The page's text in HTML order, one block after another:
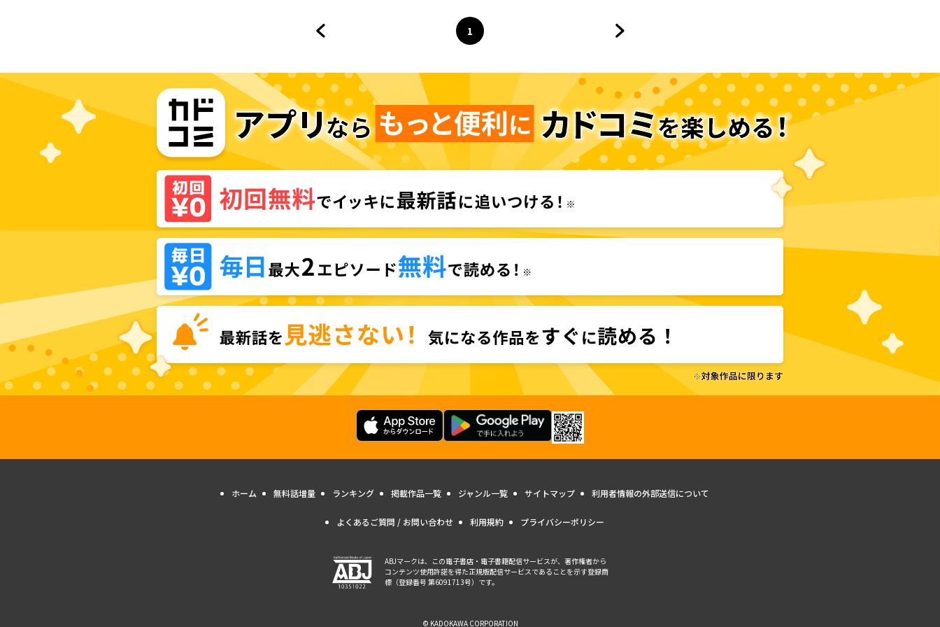
ページ
1
へ
ホーム 無料話増量 ランキング 掲載作品一覧 ジャンル一覧 サイトマップ 利用者情報の外部送信について
よくあるご質問 / お問い合わせ 利用規約 プライバシーポリシー
ABJマークは、この電子書店・電子書籍配信サービスが、著作権者から
コンテンツ使用許諾を得た正規版配信サービスであることを示す登録商
標（登録番号 第6091713号）です。
© KADOKAWA CORPORATION